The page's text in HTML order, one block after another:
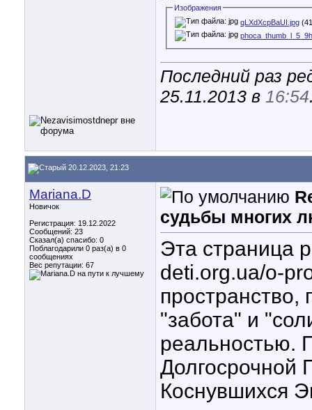
Изображения
qLXdXcpBaUI.jpg
Последний раз
25.11.2013 в 16:54
20.12.2023, 21:23
Mariana.D
Новичок
Регистрация: 19.12.2022
Сообщений: 23
Сказал(а) спасибо: 0
Поблагодарили 0 раз(а) в 0
сообщениях
Вес репутации: 67
судьбы многих
Эта страница
deti.org.ua/o-
"забота" и
реальностью.
Долгосрочной
Коснувшихся